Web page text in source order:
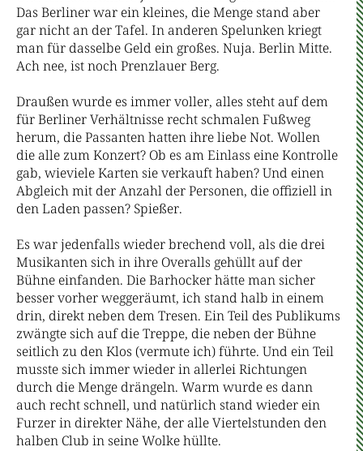
Das Berliner war ein kleines, die Menge stand aber
gar nicht an der Tafel. In anderen Spelunken kriegt
man für dasselbe Geld ein großes. Nuja. Berlin Mitte.
Ach nee, ist noch Prenzlauer Berg.
Draußen wurde es immer voller, alles steht auf dem
für Berliner Verhältnisse recht schmalen Fußweg
herum, die Passanten hatten ihre liebe Not. Wollen
die alle zum Konzert? Ob es am Einlass eine Kontrolle
gab, wieviele Karten sie verkauft haben? Und einen
Abgleich mit der Anzahl der Personen, die offiziell in
den Laden passen? Spießer.
Es war jedenfalls wieder brechend voll, als die drei
Musikanten sich in ihre Overalls gehüllt auf der
Bühne einfanden. Die Barhocker hätte man sicher
besser vorher weggeräumt, ich stand halb in einem
drin, direkt neben dem Tresen. Ein Teil des Publikums
zwängte sich auf die Treppe, die neben der Bühne
seitlich zu den Klos (vermute ich) führte. Und ein Teil
musste sich immer wieder in allerlei Richtungen
durch die Menge drängeln. Warm wurde es dann
auch recht schnell, und natürlich stand wieder ein
Furzer in direkter Nähe, der alle Viertelstunden den
halben Club in seine Wolke hüllte.